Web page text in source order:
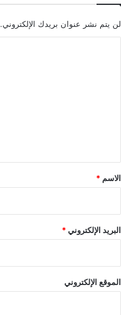
لن يتم نشر عنوان بريدك الإلكتروني.
*
الاسم *
البريد الإلكتروني*
الموقع الإلكتروني